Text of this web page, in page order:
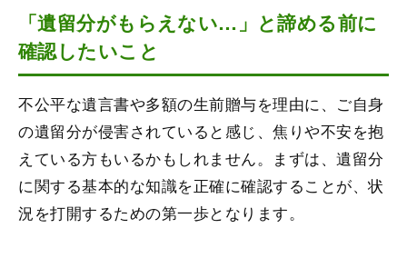
「遺留分がもらえない…」と諦める前に
確認したいこと
不公平な遺言書や多額の生前贈与を理由に、ご自身
の遺留分が侵害されていると感じ、焦りや不安を抱
えている方もいるかもしれません。まずは、遺留分
に関する基本的な知識を正確に確認することが、状
況を打開するための第一歩となります。